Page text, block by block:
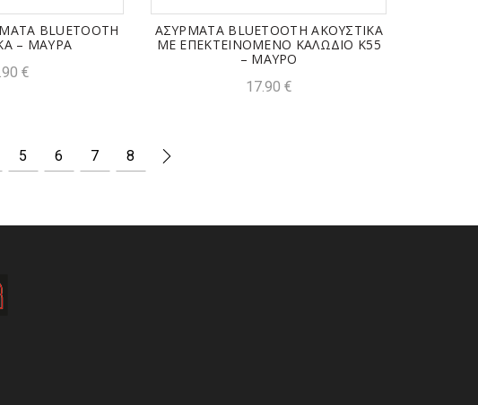
BLUETOOTH
– ΜΑΥΡΑ
€
ΑΣΥΡΜΑΤΑ BLUETOOTH ΑΚΟΥΣΤΙΚΑ
ΜΕ ΕΠΕΚΤΕΙΝΟΜΕΝΟ ΚΑΛΩΔΙΟ K55
– ΜΑΥΡΟ
17.90 €
5 6 7 8